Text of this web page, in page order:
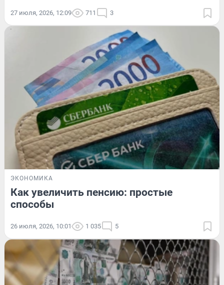
27 июля, 2026, 12:09 711 3
ЭКОНОМИКА
Как увеличить пенсию: простые
способы
26 июля, 2026, 10:01 1 035 5